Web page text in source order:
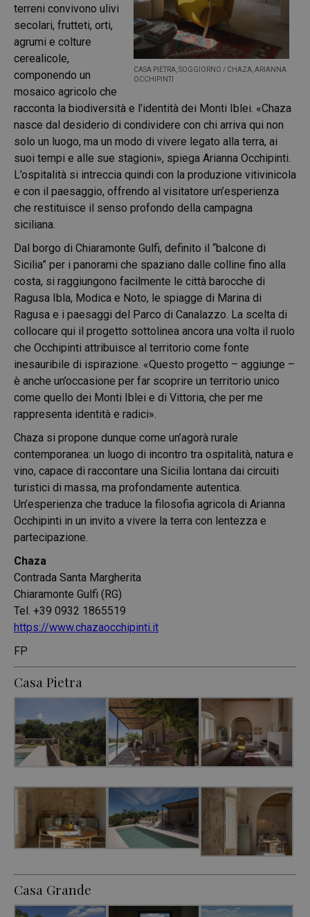
CASA PIETRA, SOGGIORNO / CHAZA, ARIANNA
OCCHIPINTI
terreni convivono ulivi
secolari, frutteti, orti,
agrumi e colture
cerealicole,
componendo un
mosaico agricolo che
racconta la biodiversità e l’identità dei Monti Iblei. «Chaza
nasce dal desiderio di condividere con chi arriva qui non
solo un luogo, ma un modo di vivere legato alla terra, ai
suoi tempi e alle sue stagioni», spiega Arianna Occhipinti.
L’ospitalità si intreccia quindi con la produzione vitivinicola
e con il paesaggio, offrendo al visitatore un’esperienza
che restituisce il senso profondo della campagna
siciliana.
Dal borgo di Chiaramonte Gulfi, definito il “balcone di
Sicilia” per i panorami che spaziano dalle colline fino alla
costa, si raggiungono facilmente le città barocche di
Ragusa Ibla, Modica e Noto, le spiagge di Marina di
Ragusa e i paesaggi del Parco di Canalazzo. La scelta di
collocare qui il progetto sottolinea ancora una volta il ruolo
che Occhipinti attribuisce al territorio come fonte
inesauribile di ispirazione. «Questo progetto – aggiunge –
è anche un’occasione per far scoprire un territorio unico
come quello dei Monti Iblei e di Vittoria, che per me
rappresenta identità e radici».
Chaza si propone dunque come un’agorà rurale
contemporanea: un luogo di incontro tra ospitalità, natura e
vino, capace di raccontare una Sicilia lontana dai circuiti
turistici di massa, ma profondamente autentica.
Un’esperienza che traduce la filosofia agricola di Arianna
Occhipinti in un invito a vivere la terra con lentezza e
partecipazione.
Chaza
Contrada Santa Margherita
Chiaramonte Gulfi (RG)
Tel. +39 0932 1865519
https://www.chazaocchipinti.it
FP
Casa Pietra
Casa Grande